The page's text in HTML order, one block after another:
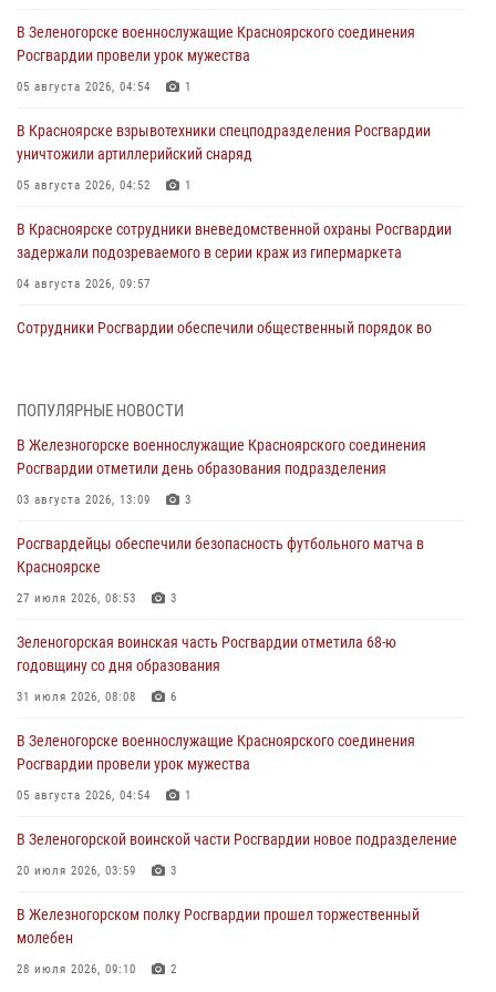
В Зеленогорске военнослужащие Красноярского соединения
Росгвардии провели урок мужества
05 августа 2026, 04:54 1
В Красноярске взрывотехники спецподразделения Росгвардии
уничтожили артиллерийский снаряд
05 августа 2026, 04:52 1
В Красноярске сотрудники вневедомственной охраны Росгвардии
задержали подозреваемого в серии краж из гипермаркета
04 августа 2026, 09:57
Сотрудники Росгвардии обеспечили общественный порядок во
в серии краж из супермаркета
04 августа 2026, 06:50
познакомили отдыхающих детей с тонкостями РХБ защиты
03 августа 2026, 13:12
Росгвардии отметили день образования подразделения
03 августа 2026, 13:09
годовщину со дня образования
31 июля 2026, 08:08
ПОПУЛЯРНЫЕ НОВОСТИ
В Железногорске военнослужащие Красноярского соединения
Росгвардии отметили день образования подразделения
03 августа 2026, 13:09 3
Росгвардейцы обеспечили безопасность футбольного матча в
Красноярске
27 июля 2026, 08:53 3
Зеленогорская воинская часть Росгвардии отметила 68-ю
годовщину со дня образования
31 июля 2026, 08:08 6
В Зеленогорске военнослужащие Красноярского соединения
Росгвардии провели урок мужества
05 августа 2026, 04:54 1
В Зеленогорской воинской части Росгвардии новое подразделение
20 июля 2026, 03:59 3
В Железногорском полку Росгвардии прошел торжественный
молебен
28 июля 2026, 09:10 2